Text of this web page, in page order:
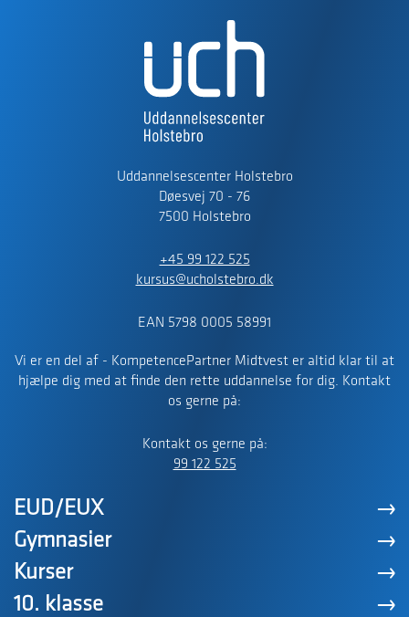
Uddannelsescenter Holstebro
Døesvej 70 - 76
7500 Holstebro
+45 99 122 525
kursus@ucholstebro.dk
EAN 5798 0005 58991
Vi er en del af - KompetencePartner Midtvest er altid klar til at
hjælpe dig med at finde den rette uddannelse for dig. Kontakt
os gerne på:
Kontakt os gerne på:
99 122 525
EUD/EUX
Gymnasier
Kurser
10. klasse